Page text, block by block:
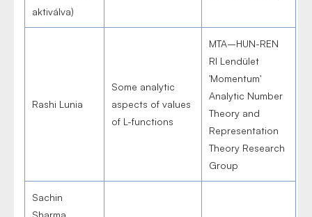
aktiválva)
Rashi Lunia
Some analytic
aspects of values
of L-functions
MTA–HUN-REN
RI Lendület
'Momentum'
Analytic Number
Theory and
Representation
Theory Research
Group
Sachin
Sharma